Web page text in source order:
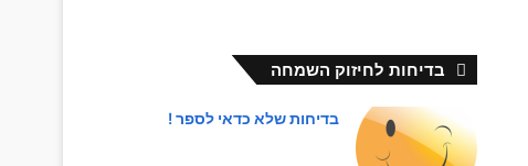
בדיחות לחיזוק השמחה
בדיחות שלא כדאי לספר !